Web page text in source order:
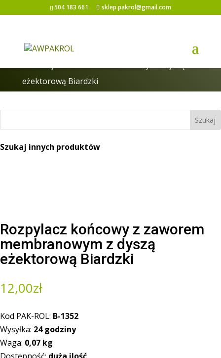
504 183 661 sklep.pakrol@gmail.com
Strona główna
końcowy z zaworem membranowym z dyszą
eżektorową Biardzki
Szukaj innych produktów
Rozpylacz końcowy z zaworem
membranowym z dyszą
eżektorową Biardzki
12,00zł
Kod PAK-ROL: B-1352
Wysyłka: 24 godziny
Waga: 0,07 kg